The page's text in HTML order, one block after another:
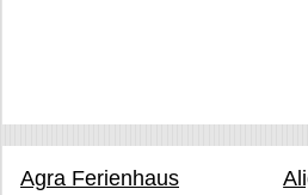
Agra Ferienhaus